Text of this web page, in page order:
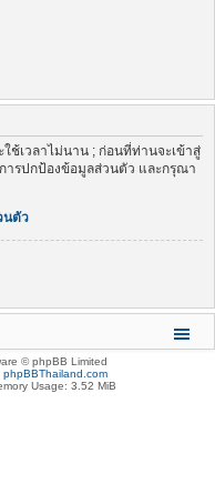
ช้เวลาไม่นาน ; ก่อนที่ท่านจะเข้าสู่
ารปกป้องข้อมูลส่วนตัว และกรุณา
นตัว
© phpBB Limited
phpBBThailand.com
Usage: 3.52 MiB